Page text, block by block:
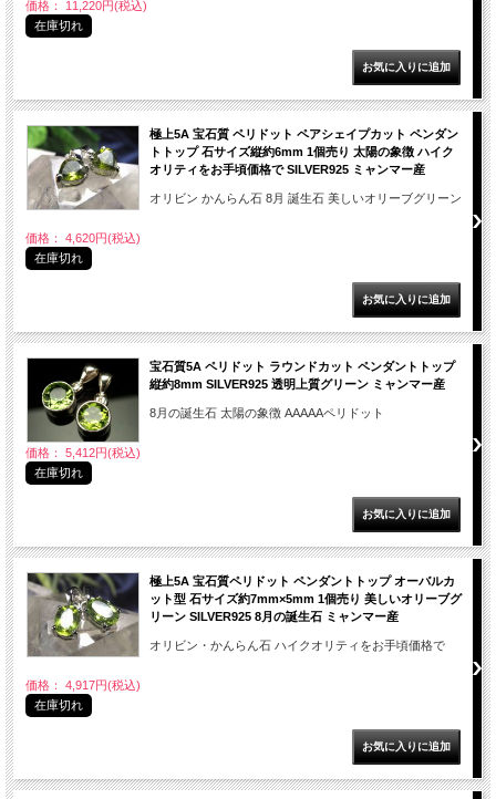
価格： 11,220円(税込)
在庫切れ
極上5A 宝石質 ペリドット ペアシェイプカット ペンダン
トトップ 石サイズ縦約6mm 1個売り 太陽の象徴 ハイク
オリティをお手頃価格で SILVER925 ミャンマー産
オリビン かんらん石 8月 誕生石 美しいオリーブグリーン
価格： 4,620円(税込)
在庫切れ
宝石質5A ペリドット ラウンドカット ペンダントトップ
縦約8mm SILVER925 透明上質グリーン ミャンマー産
8月の誕生石 太陽の象徴 AAAAAペリドット
価格： 5,412円(税込)
在庫切れ
極上5A 宝石質ペリドット ペンダントトップ オーバルカ
ット型 石サイズ約7mm×5mm 1個売り 美しいオリーブグ
リーン SILVER925 8月の誕生石 ミャンマー産
オリビン・かんらん石 ハイクオリティをお手頃価格で
価格： 4,917円(税込)
在庫切れ